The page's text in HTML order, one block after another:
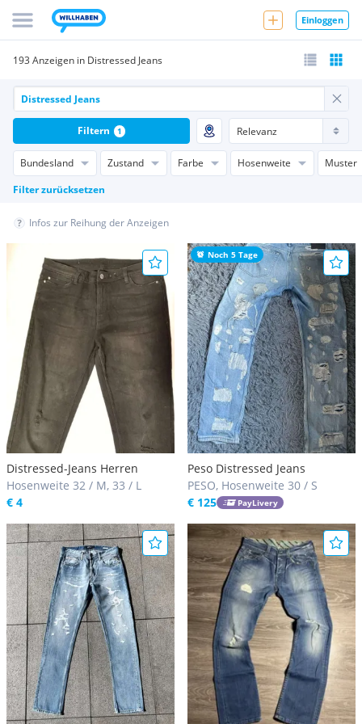
Einloggen
193 Anzeigen in Distressed Jeans
Bundesland Zustand Farbe Hosenweite
Muster
Filter zurücksetzen
Filtern 1
Infos zur Reihung der Anzeigen
Distressed-Jeans Herren
Hosenweite 32 / M, 33 / L
€ 4
Noch 5 Tage
Peso Distressed Jeans
PESO, Hosenweite 30 / S
€ 125
PayLivery